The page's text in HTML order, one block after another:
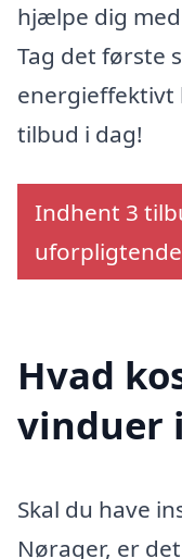
hjælpe dig
Tag det første
energieffektivt
tilbud i dag!
Indhent 3
uforpligtende
Hvad
vinduer
Skal du have
Nørager, er